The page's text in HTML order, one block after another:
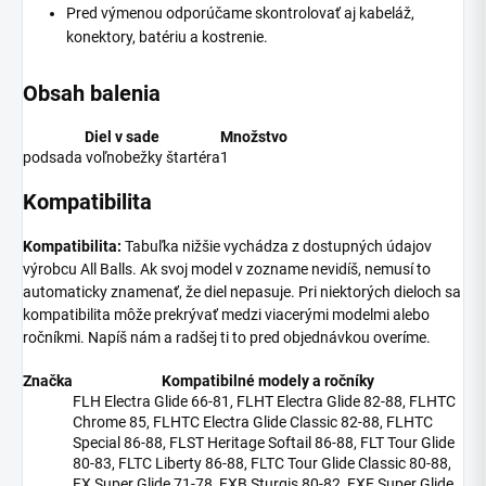
Pred výmenou odporúčame skontrolovať aj kabeláž,
konektory, batériu a kostrenie.
Obsah balenia
Diel v sade
Množstvo
podsada voľnobežky štartéra1
Kompatibilita
Kompatibilita: Tabuľka nižšie vychádza z dostupných údajov
výrobcu All Balls. Ak svoj model v zozname nevidíš, nemusí to
automaticky znamenať, že diel nepasuje. Pri niektorých dieloch sa
kompatibilita môže prekrývať medzi viacerými modelmi alebo
ročníkmi. Napíš nám a radšej ti to pred objednávkou overíme.
Značka
Kompatibilné modely a ročníky
FLH Electra Glide 66-81, FLHT Electra Glide 82-88, FLHTC
Chrome 85, FLHTC Electra Glide Classic 82-88, FLHTC
Special 86-88, FLST Heritage Softail 86-88, FLT Tour Glide
80-83, FLTC Liberty 86-88, FLTC Tour Glide Classic 80-88,